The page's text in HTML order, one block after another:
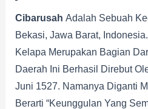
Cibarusah Adalah Sebuah
Bekasi, Jawa Barat,
Kelapa Merupakan Bagian
Daerah Ini Berhasil Direbut
Juni 1527. Namanya Diganti
Berarti “keunggulan Yang